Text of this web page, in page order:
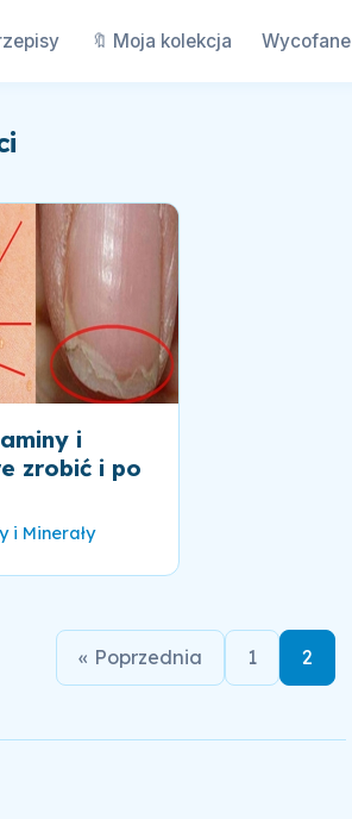
🔖 Moja kolekcja Wycofane
i
zrobić i po
i Minerały
« Poprzednia 1 2